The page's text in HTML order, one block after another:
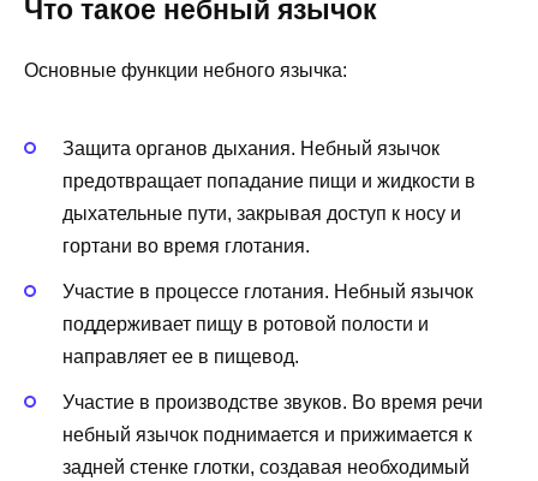
Что такое небный язычок
Основные функции небного язычка:
Защита органов дыхания. Небный язычок
предотвращает попадание пищи и жидкости в
дыхательные пути, закрывая доступ к носу и
гортани во время глотания.
Участие в процессе глотания. Небный язычок
поддерживает пищу в ротовой полости и
направляет ее в пищевод.
Участие в производстве звуков. Во время речи
небный язычок поднимается и прижимается к
задней стенке глотки, создавая необходимый